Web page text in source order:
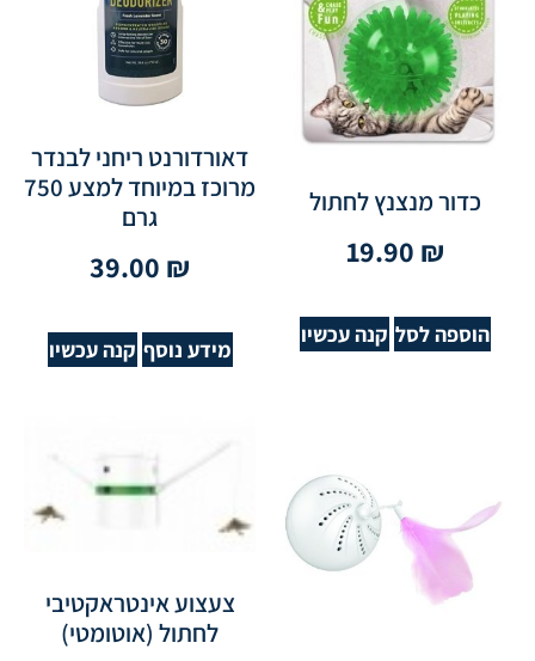
כדור מנצנץ לחתול
19.90 ₪
הוספה לסל קנה עכשיו
דאורדורנט ריחני לבנדר
מרוכז במיוחד למצע 750
גרם
39.00 ₪
מידע נוסף קנה עכשיו
צעצוע אינטראקטיבי
לחתול (אוטומטי)